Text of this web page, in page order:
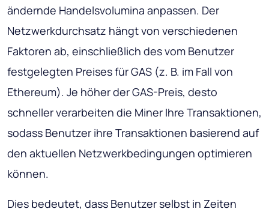
ändernde Handelsvolumina anpassen. Der
Netzwerkdurchsatz hängt von verschiedenen
Faktoren ab, einschließlich des vom Benutzer
festgelegten Preises für GAS (z. B. im Fall von
Ethereum). Je höher der GAS-Preis, desto
schneller verarbeiten die Miner Ihre Transaktionen,
sodass Benutzer ihre Transaktionen basierend auf
den aktuellen Netzwerkbedingungen optimieren
können.
Dies bedeutet, dass Benutzer selbst in Zeiten